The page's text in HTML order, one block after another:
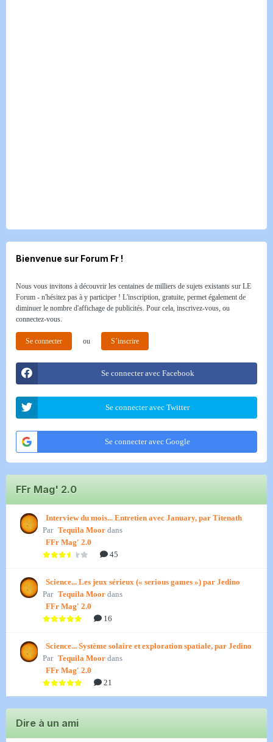
Bienvenue sur Forum Fr !
Nous vous invitons à découvrir les centaines de milliers de sujets existants sur LE
Forum - n'hésitez pas à y participer ! L'inscription, gratuite, permet également de
diminuer le nombre d'affichage de publicités. Pour cela, inscrivez-vous, ou
connectez-vous.
Se connecter ou S’inscrire
Se connecter avec Facebook
Se connecter avec Twitter
Se connecter avec Google
FFr Mag' 2.0
Interview du mois... Entretien avec January, par Titenath
Par Tequila Moor dans
FFr Mag' 2.0
45
Science... Les jeux sérieux (« serious games ») par Jedino
Par Tequila Moor dans
FFr Mag' 2.0
16
Science... Système solaire et exploration spatiale, par Jedino
Par Tequila Moor dans
FFr Mag' 2.0
21
Dire à un ami